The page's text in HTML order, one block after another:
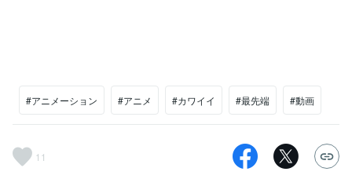
#アニメーション #アニメ #カワイイ #最先端 #動画
11